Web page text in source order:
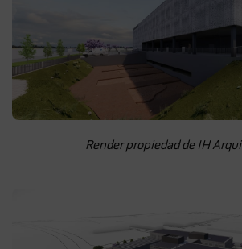
Render propiedad de IH